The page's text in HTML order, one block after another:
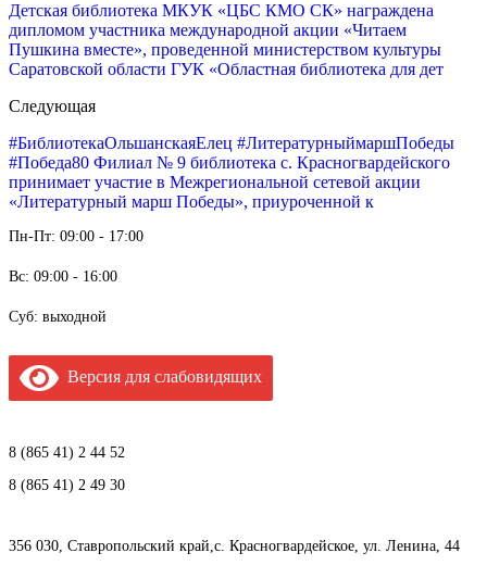
Детская библиотека МКУК «ЦБС КМО СК» награждена
дипломом участника международной акции «Читаем
Пушкина вместе», проведенной министерством культуры
Саратовской области ГУК «Областная библиотека для дет
Следующая
#БиблиотекаОльшанскаяЕлец #ЛитературныймаршПобеды
#Победа80 Филиал № 9 библиотека с. Красногвардейского
принимает участие в Межрегиональной сетевой акции
«Литературный марш Победы», приуроченной к
Пн-Пт: 09:00 - 17:00
Вс: 09:00 - 16:00
Суб: выходной
Версия для слабовидящих
8 (865 41) 2 44 52
8 (865 41) 2 49 30
356 030, Ставропольский край,с. Красногвардейское, ул. Ленина, 44